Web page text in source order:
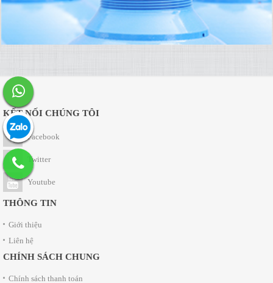
KẾT NỐI CHÚNG TÔI
Facebook
Twitter
Youtube
THÔNG TIN
Giới thiệu
Liên hệ
CHÍNH SÁCH CHUNG
Chính sách thanh toán